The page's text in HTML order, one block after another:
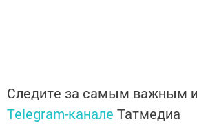
Следите за самым важным
Telegram-канале Татмедиа